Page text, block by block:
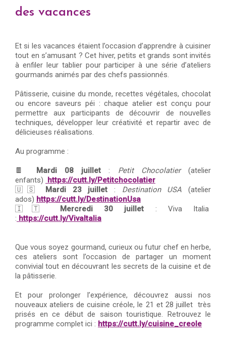
des vacances
Et si les vacances étaient l’occasion d’apprendre à cuisiner
tout en s’amusant ? Cet hiver, petits et grands sont invités
à enfiler leur tablier pour participer à une série d’ateliers
gourmands animés par des chefs passionnés.
Pâtisserie, cuisine du monde, recettes végétales, chocolat
ou encore saveurs péi : chaque atelier est conçu pour
permettre aux participants de découvrir de nouvelles
techniques, développer leur créativité et repartir avec de
délicieuses réalisations.
Au programme :
🍫 Mardi 08 juillet : Petit Chocolatier(atelier
enfants) https://cutt.ly/Petitchocolatier
🇺🇸 Mardi 23 juillet : Destination USA (atelier
ados) https://cutt.ly/DestinationUsa
🇮🇹 Mercredi 30 juillet : Viva Italia
: https://cutt.ly/VivaItalia
Que vous soyez gourmand, curieux ou futur chef en herbe,
ces ateliers sont l’occasion de partager un moment
convivial tout en découvrant les secrets de la cuisine et de
la pâtisserie.
Et pour prolonger l’expérience, découvrez aussi nos
nouveaux ateliers de cuisine créole, le 21 et 28 juillet très
prisés en ce début de saison touristique. Retrouvez le
programme complet ici : https://cutt.ly/cuisine_creole